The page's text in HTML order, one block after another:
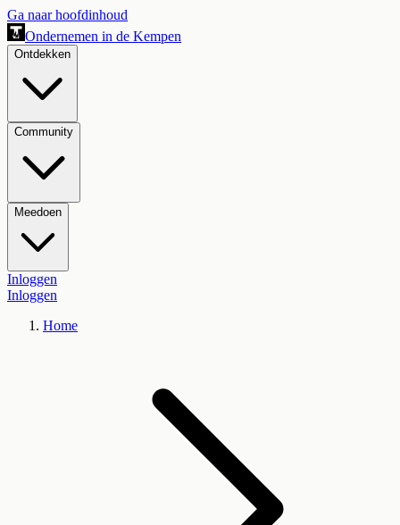
Ga naar hoofdinhoud
Ondernemen in de Kempen
Ontdekken
Community
Meedoen
Inloggen
Inloggen
Home